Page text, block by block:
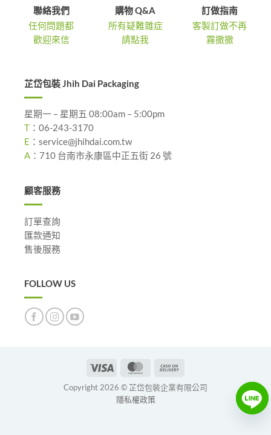
聯絡我們
任何問題都
歡迎來信
購物 Q&A
所有疑難雜症
請點我
訂做指南
客製訂做不再
霧撒撒
芷岱包裝 Jhih Dai Packaging
星期一 – 星期五 08:00am – 5:00pm
T ： 06-243-3170
E ： service@jhihdai.com.tw
A ： 710 台南市永康區中正五街 26 號
顧客服務
訂單查詢
匯款通知
售後服務
FOLLOW US
Visa MasterCard
Delivery
Copyright 2026 © 芷岱包裝企業有限公司
隱私權政策